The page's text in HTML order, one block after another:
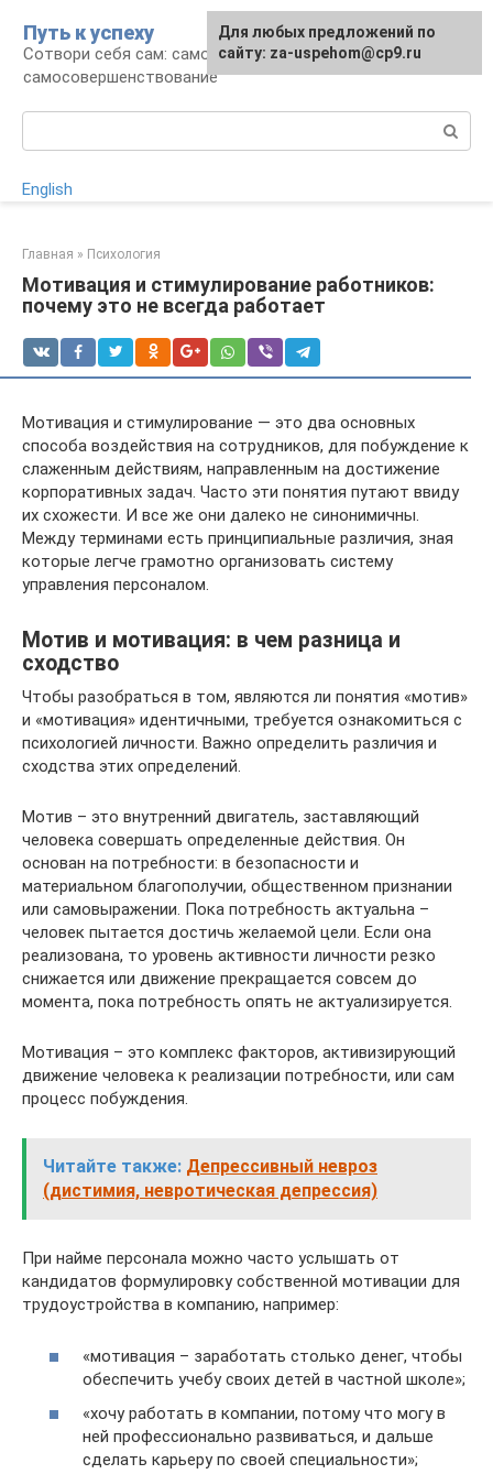
контенту
Путь к успеху
Сотвори себя сам: саморазвитие и
самосовершенствование
English
Главная » Психология
Мотивация и стимулирование работников:
почему это не всегда работает
Мотивация и стимулирование — это два основных
способа воздействия на сотрудников, для побуждение к
слаженным действиям, направленным на достижение
корпоративных задач. Часто эти понятия путают ввиду
их схожести. И все же они далеко не синонимичны.
Между терминами есть принципиальные различия, зная
которые легче грамотно организовать систему
управления персоналом.
Мотив и мотивация: в чем разница и
сходство
Чтобы разобраться в том, являются ли понятия «мотив»
и «мотивация» идентичными, требуется ознакомиться с
психологией личности. Важно определить различия и
сходства этих определений.
Мотив – это внутренний двигатель, заставляющий
человека совершать определенные действия. Он
основан на потребности: в безопасности и
материальном благополучии, общественном признании
или самовыражении. Пока потребность актуальна –
человек пытается достичь желаемой цели. Если она
реализована, то уровень активности личности резко
снижается или движение прекращается совсем до
момента, пока потребность опять не актуализируется.
Мотивация – это комплекс факторов, активизирующий
движение человека к реализации потребности, или сам
процесс побуждения.
Читайте также: Депрессивный невроз
(дистимия, невротическая депрессия)
При найме персонала можно часто услышать от
кандидатов формулировку собственной мотивации для
трудоустройства в компанию, например:
«мотивация – заработать столько денег, чтобы
обеспечить учебу своих детей в частной школе»;
«хочу работать в компании, потому что могу в
ней профессионально развиваться, и дальше
сделать карьеру по своей специальности»;
Для любых предложений по
сайту: za-uspehom@cp9.ru